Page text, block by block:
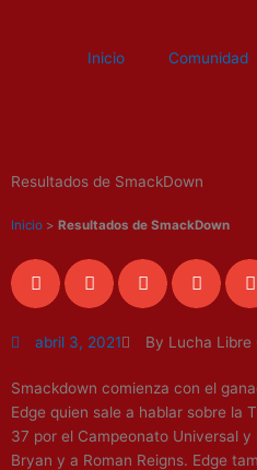
Inicio Comunidad
Resultados de SmackDown
Inicio > Resultados de SmackDown
abril 3, 2021 By Lucha Libre
Smackdown comienza con el
Edge quien sale a hablar sobre la
37 por el Campeonato Universal
Bryan y a Roman Reigns. Edge